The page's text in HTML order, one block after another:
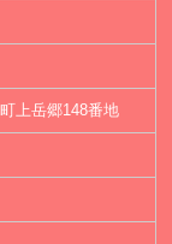
上岳郷148番地